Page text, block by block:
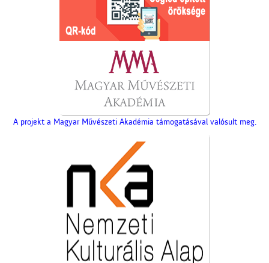
A projekt a Magyar Művészeti Akadémia támogatásával valósult meg.